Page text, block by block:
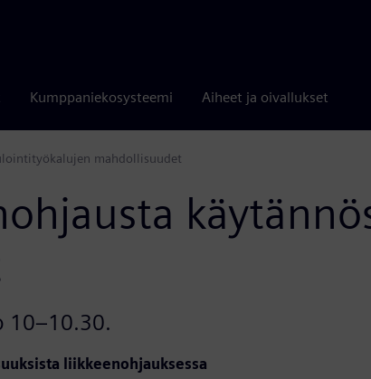
Kumppaniekosysteemi Aiheet ja oivallukset
mahdollisuudet
10–10.30.
liikkeenohjauksessa